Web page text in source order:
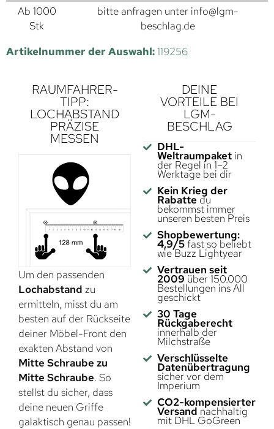
Ab 1000
Stk
bitte anfragen unter info@lgm-
beschlag.de
Artikelnummer der Auswahl:119256
RAUMFAHRER-
TIPP:
LOCHABSTAND
PRÄZISE
MESSEN
Um den passenden
Lochabstand zu
ermitteln, misst du am
besten auf der Rückseite
deiner Möbel-Front den
exakten Abstand von
Mitte Schraube zu
Mitte Schraube. So
stellst du sicher, dass
deine neuen Griffe
galaktisch genau passen!
DEINE
VORTEILE BEI
LGM-
BESCHLAG
DHL-
Weltraumpaketin
der Regel in 1–2
Werktage bei dir
Kein Krieg der
Rabatte du
bekommst immer
unseren besten Preis
Shopbewertung:
4,9/5fast so beliebt
wie Buzz Lightyear
Vertrauen seit
2009 über 150.000
Bestellungen ins All
geschickt
30 Tage
Rückgaberecht
innerhalb der
Milchstraße
Verschlüsselte
Datenübertragung
sicher vor dem
Imperium
CO2-kompensierter
Versand nachhaltig
mit DHL GoGreen